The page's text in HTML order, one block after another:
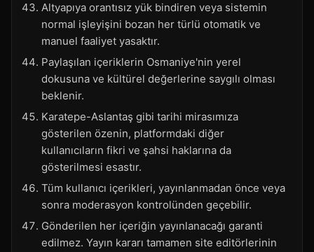
Altyapıya orantısız yük bindiren veya sistemin
normal işleyişini bozan her türlü otomatik ve
manuel faaliyet yasaktır.
Paylaşılan içeriklerin Osmaniye'nin yerel
dokusuna ve kültürel değerlerine saygılı olması
beklenir.
Karatepe-Aslantaş gibi tarihi mirasımıza
gösterilen özenin, platformdaki diğer
kullanıcıların fikri ve şahsi haklarına da
gösterilmesi esastır.
Tüm kullanıcı içerikleri, yayınlanmadan önce veya
sonra moderasyon kontrolünden geçebilir.
Gönderilen her içeriğin yayınlanacağı garanti
edilmez. Yayın kararı tamamen site editörlerinin